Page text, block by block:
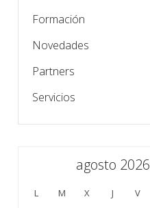
Formación
Novedades
Partners
Servicios
agosto 2026
L M X J V